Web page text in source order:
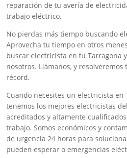
reparación de tu avería de
trabajo eléctrico.
No pierdas más tiempo buscando
Aprovecha tu tiempo en otros
buscar electricista en tu Tarragona
nosotros. Llámanos, y
récord.
Cuando necesites un electricista en
tenemos los mejores electricistas
acreditados y altamente
trabajo. Somos económicos y
de urgencia 24 horas para
pueden esperar o emergencias